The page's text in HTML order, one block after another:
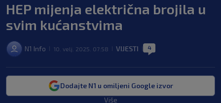
HEP mijenja električna brojila u
svim kućanstvima
N1 Info 10. velj. 2025. 07:58 VIJESTI 4
Dodajte N1 u omiljeni Google izvor
Više